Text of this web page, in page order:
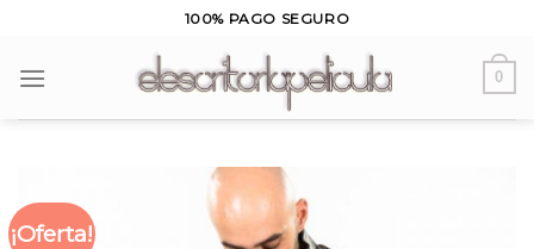
content
100% PAGO SEGURO
0
¡Oferta!